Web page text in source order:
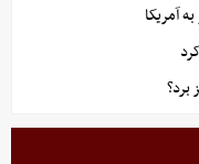
آمریکا
برد؟